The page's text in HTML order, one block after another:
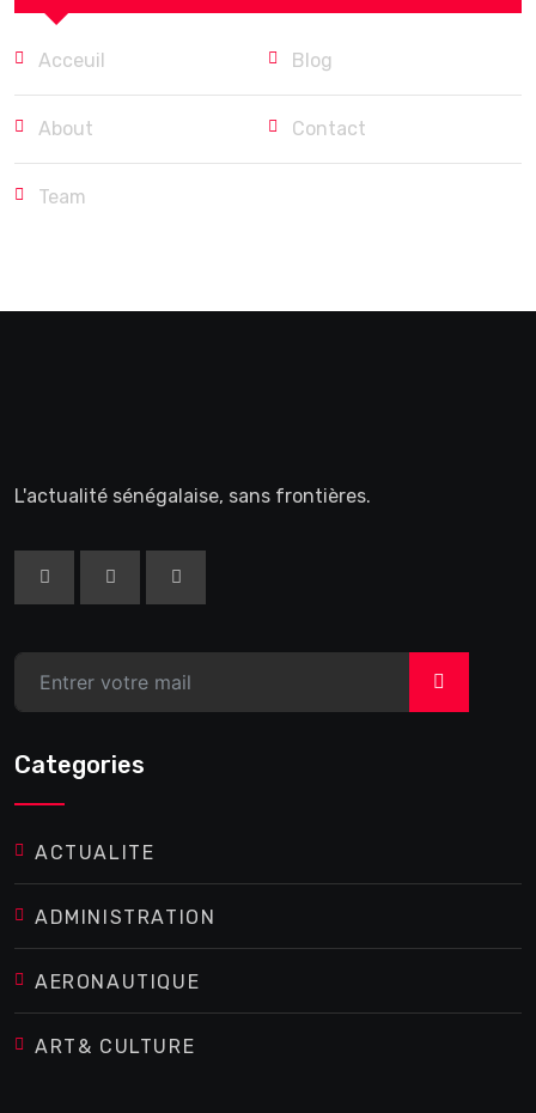
Acceuil Blog
About Contact
Team
L'actualité sénégalaise, sans frontières.
>
Categories
ACTUALITE
ADMINISTRATION
AERONAUTIQUE
ART& CULTURE